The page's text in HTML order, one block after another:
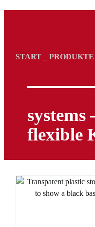
START PRODUKTE
systems
flexible